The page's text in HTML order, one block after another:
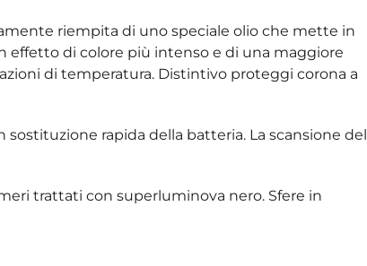
riempita di uno speciale olio che mette in
effetto di colore più intenso e di una maggiore
di temperatura. Distintivo proteggi corona a
rapida della batteria. La scansione del
trattati con superluminova nero. Sfere in